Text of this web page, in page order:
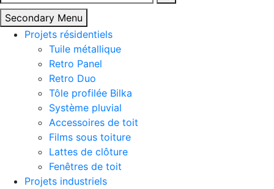
Secondary Menu
Projets résidentiels
Tuile métallique
Retro Panel
Retro Duo
Tôle profilée Bilka
Système pluvial
Accessoires de toit
Films sous toiture
Lattes de clôture
Fenêtres de toit
Projets industriels